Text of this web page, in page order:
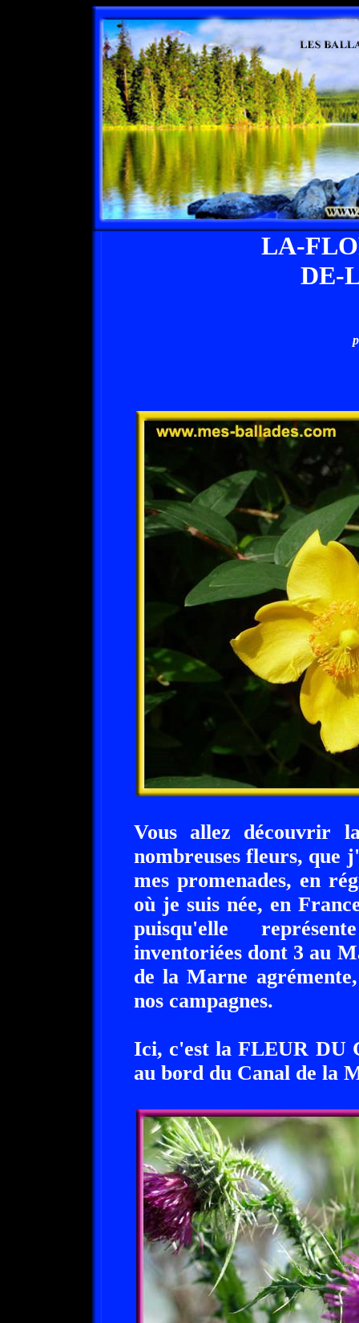
LA-
DE-
Vous allez découvrir
nombreuses fleurs, que
mes promenades, en
où je suis née, en
puisqu'elle
inventoriées dont 3 au
de la Marne
nos campagnes.
Ici, c'est la FLEUR DU
au bord du Canal de la